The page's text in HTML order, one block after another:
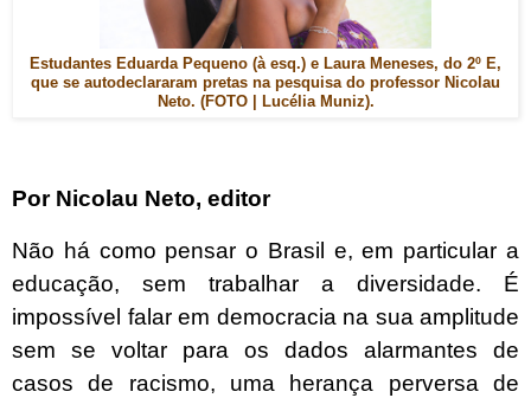
Estudantes Eduarda Pequeno (à esq.) e Laura Meneses, do 2º E,
que se autodeclararam pretas na pesquisa do professor Nicolau
Neto. (FOTO | Lucélia Muniz).
Por Nicolau Neto, editor
Não há como pensar o Brasil e, em particular a
educação, sem trabalhar a diversidade. É
impossível falar em democracia na sua amplitude
sem se voltar para os dados alarmantes de
casos de racismo, uma herança perversa de